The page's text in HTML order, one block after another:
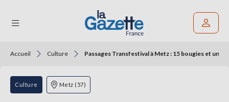
THÉMATIQUES
Accueil Culture Passages Transfestival à Metz : 15 bougies et une
Culture Metz (57)